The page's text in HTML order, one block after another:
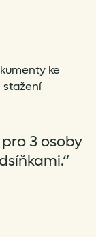
ke
stažení
3 osoby